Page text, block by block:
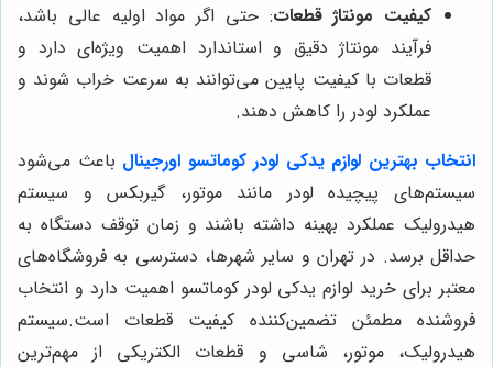
کیفیت مونتاژ قطعات: حتی اگر مواد اولیه عالی باشد،
فرآیند مونتاژ دقیق و استاندارد اهمیت ویژه‌ای دارد و
قطعات با کیفیت پایین می‌توانند به سرعت خراب شوند و
عملکرد لودر را کاهش دهند.
انتخاب بهترین لوازم یدکی لودر کوماتسو اورجینال باعث می‌شود
سیستم‌های پیچیده لودر مانند موتور، گیربکس و سیستم
هیدرولیک عملکرد بهینه داشته باشند و زمان توقف دستگاه به
حداقل برسد. در تهران و سایر شهرها، دسترسی به فروشگاه‌های
معتبر برای خرید لوازم یدکی لودر کوماتسو اهمیت دارد و انتخاب
فروشنده مطمئن تضمین‌کننده کیفیت قطعات است.سیستم
هیدرولیک، موتور، شاسی و قطعات الکتریکی از مهم‌ترین